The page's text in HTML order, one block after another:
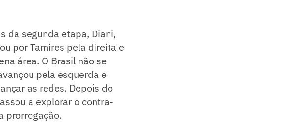
da segunda etapa, Diani,
por Tamires pela direita e
área. O Brasil não se
pela esquerda e
as redes. Depois do
a explorar o contra-
prorrogação.